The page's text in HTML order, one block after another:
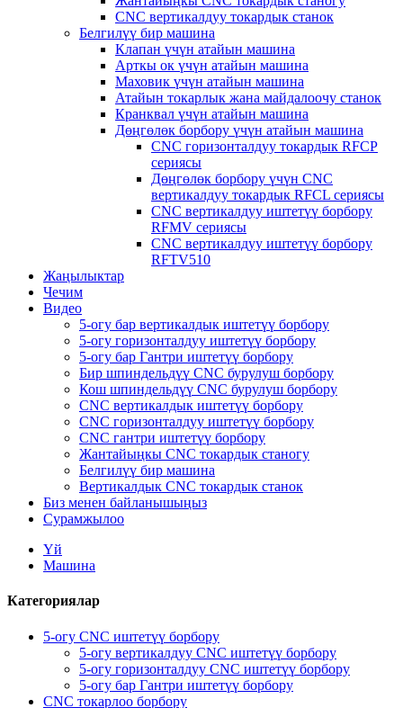
CNC вертикалдуу токардык станок
Белгилүү бир машина
Клапан үчүн атайын машина
Арткы ок үчүн атайын машина
Маховик үчүн атайын машина
Атайын токарлык жана майдалоочу станок
Кранквал үчүн атайын машина
Дөңгөлөк борбору үчүн атайын машина
CNC горизонталдуу токардык RFCP
сериясы
Дөңгөлөк борбору үчүн CNC
вертикалдуу токардык RFCL сериясы
CNC вертикалдуу иштетүү борбору
RFMV сериясы
CNC вертикалдуу иштетүү борбору
RFTV510
Жаңылыктар
Чечим
Видео
5-огу бар вертикалдык иштетүү борбору
5-огу горизонталдуу иштетүү борбору
5-огу бар Гантри иштетүү борбору
Бир шпиндельдүү CNC бурулуш борбору
Кош шпиндельдүү CNC бурулуш борбору
CNC вертикалдык иштетүү борбору
CNC горизонталдуу иштетүү борбору
CNC гантри иштетүү борбору
Жантайыңкы CNC токардык станогу
Белгилүү бир машина
Вертикалдык CNC токардык станок
Биз менен байланышыңыз
Сурамжылоо
Үй
Машина
Категориялар
5-огу CNC иштетүү борбору
5-огу вертикалдуу CNC иштетүү борбору
5-огу горизонталдуу CNC иштетүү борбору
5-огу бар Гантри иштетүү борбору
CNC токарлоо борбору